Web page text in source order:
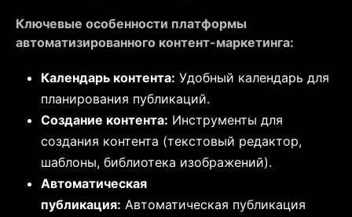
Ключевые особенности платформы
автоматизированного контент-маркетинга:
Календарь контента: Удобный календарь для
планирования публикаций.
Создание контента: Инструменты для
создания контента (текстовый редактор,
шаблоны, библиотека изображений).
Автоматическая
публикация: Автоматическая публикация